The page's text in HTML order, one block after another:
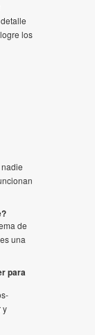
los
de
una
para
y